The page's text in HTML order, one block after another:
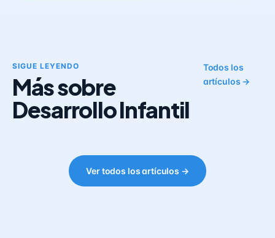
SIGUE LEYENDO
Más sobre
Desarrollo Infantil
Todos los
artículos →
Ver todos los artículos →